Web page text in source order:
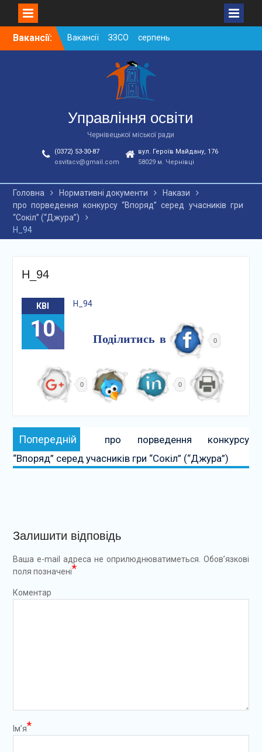
SkipВакансії:
Вакансії ЗЗСО серпень
2026
Вакансії ЗЗСО червень
Вакансії у ЗДО та
дошкільних підрозділах
ЗЗСО станом на
01.08.2026 р.
Управління освіти
Чернівецької міської ради
(0372) 53-30-87
osvitacv@gmail.com
вул. Героїв Майдану, 176
58029 м. Чернівці
Головна Нормативні документи
Накази
про порведення конкурсу “Впоряд” серед учасників гри
“Сокіл” (“Джура”)
Н_94
Н_94
КВІ
10
Н_94
Поділитись в 0
0 0
Навігація
записів
Попередній
про порведення конкурсу
“Впоряд” серед учасників гри “Сокіл” (“Джура”)
Залишити відповідь
Ваша e-mail адреса не оприлюднюватиметься. Обов’язкові
поля позначені*
Коментар
Ім’я*